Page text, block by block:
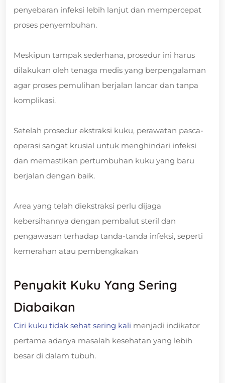
penyebaran infeksi lebih lanjut dan mempercepat
proses penyembuhan.
Meskipun tampak sederhana, prosedur ini harus
dilakukan oleh tenaga medis yang berpengalaman
agar proses pemulihan berjalan lancar dan tanpa
komplikasi.
Setelah prosedur ekstraksi kuku, perawatan pasca-
operasi sangat krusial untuk menghindari infeksi
dan memastikan pertumbuhan kuku yang baru
berjalan dengan baik.
Area yang telah diekstraksi perlu dijaga
kebersihannya dengan pembalut steril dan
pengawasan terhadap tanda-tanda infeksi, seperti
kemerahan atau pembengkakan
Penyakit Kuku Yang Sering
Diabaikan
Ciri kuku tidak sehat sering kali menjadi indikator
pertama adanya masalah kesehatan yang lebih
besar di dalam tubuh.